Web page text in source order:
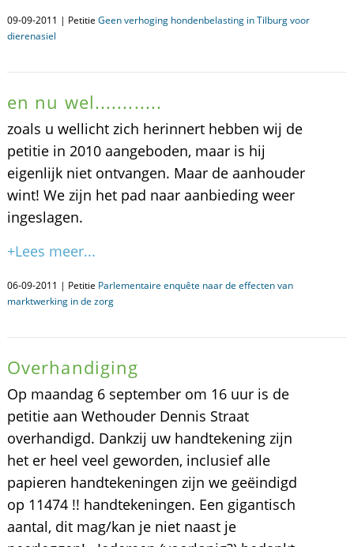
09-09-2011 | Petitie Geen verhoging hondenbelasting in Tilburg voor
dierenasiel
en nu wel............
zoals u wellicht zich herinnert hebben wij de
petitie in 2010 aangeboden, maar is hij
eigenlijk niet ontvangen. Maar de aanhouder
wint! We zijn het pad naar aanbieding weer
ingeslagen.
+Lees meer...
06-09-2011 | Petitie Parlementaire enquête naar de effecten van
marktwerking in de zorg
Overhandiging
Op maandag 6 september om 16 uur is de
petitie aan Wethouder Dennis Straat
overhandigd. Dankzij uw handtekening zijn
het er heel veel geworden, inclusief alle
papieren handtekeningen zijn we geëindigd
op 11474 !! handtekeningen. Een gigantisch
aantal, dit mag/kan je niet naast je